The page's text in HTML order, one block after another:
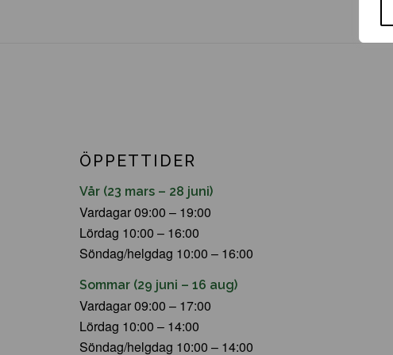
ÖPPETTIDER
Vår (23 mars – 28 juni)
Vardagar 09:00 – 19:00
Lördag 10:00 – 16:00
Söndag/helgdag 10:00 – 16:00
Sommar (29 juni – 16 aug)
Vardagar 09:00 – 17:00
Lördag 10:00 – 14:00
Söndag/helgdag 10:00 – 14:00